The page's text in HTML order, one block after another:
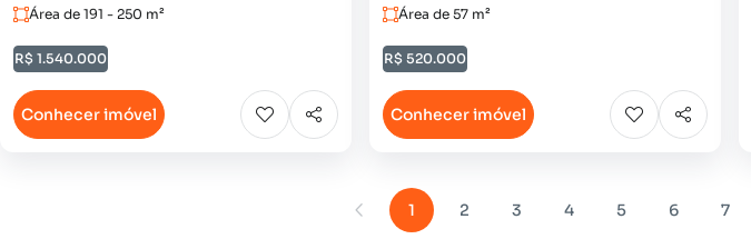
Área de 191 - 250 m²
R$ 1.540.000
Conhecer imóvel
Área de 57 m²
R$ 520.000
Conhecer imóvel
1 2 3 4 5 6 7